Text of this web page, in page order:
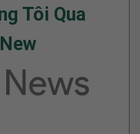
Tôi Qua